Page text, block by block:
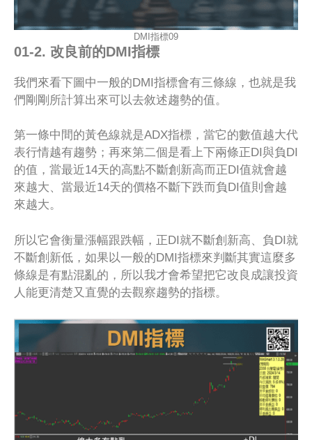
DMI指標09
01-2. 改良前的DMI指標
我們來看下圖中一般的DMI指標會有三條線，也就是我
們剛剛所計算出來可以去敘述趨勢的值。
第一條中間的黃色線就是ADX指標，當它的數值越大代
表行情越有趨勢；再來第二個是看上下兩條正DI與負DI
的值，當最近14天的高點不斷創新高而正DI值就會越
來越大、當最近14天的價格不斷下跌而負DI值則會越
來越大。
所以它會衡量漲幅跟跌幅，正DI就不斷創新高、負DI就
不斷創新低，如果以一般的DMI指標來判斷其實這麼多
條線是有點混亂的，所以我才會希望把它改良成讓投資
人能更清楚又直覺的去觀察趨勢的指標。